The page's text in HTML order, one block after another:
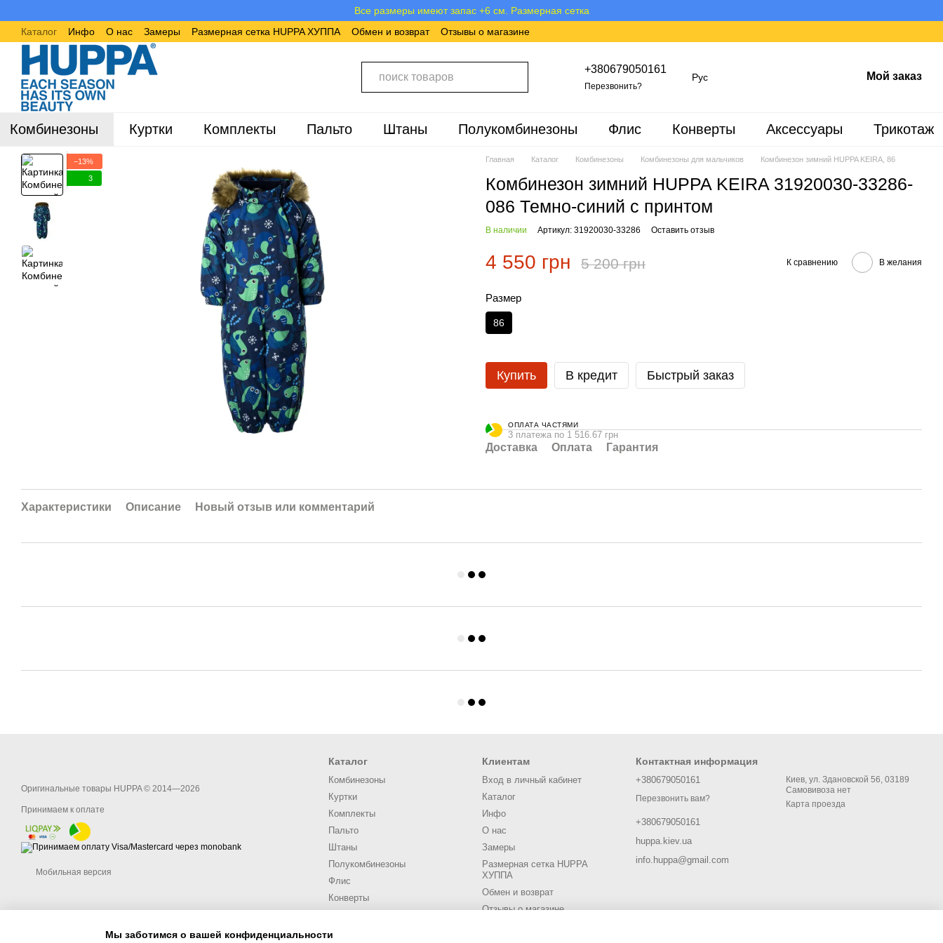
Все размеры имеют запас +6 см. Размерная сетка
Каталог
Инфо О нас Замеры Размерная сетка HUPPA ХУППА Обмен и возврат Отзывы о магазине
+380679050161
Перезвонить?
Рус Мой заказ
Комбинезоны Куртки Комплекты Пальто Штаны Полукомбинезоны Флис Конверты Аксессуары Трикотаж
−13%
3
Главная Каталог Комбинезоны Комбинезоны для мальчиков Комбинезон зимний HUPPA KEIRA, 86
Комбинезон зимний HUPPA KEIRA 31920030-33286-
086 Темно-синий с принтом
В наличии Артикул: 31920030-33286 Оставить отзыв
4 550 грн 5 200 грн К сравнению В желания
Размер
86
Купить В кредит Быстрый заказ
ОПЛАТА ЧАСТЯМИ
3 платежа по 1 516.67 грн
Доставка Оплата Гарантия
Характеристики Описание Новый отзыв или комментарий
Оригинальные товары HUPPA © 2014—2026
Принимаем к оплате
Мобильная версия
Каталог
Комбинезоны
Куртки
Комплекты
Пальто
Штаны
Полукомбинезоны
Флис
Конверты
Трикотаж
Клиентам
Вход в личный кабинет
Каталог
Инфо
О нас
Замеры
Размерная сетка HUPPA
ХУППА
Обмен и возврат
Отзывы о магазине
Контактная информация
+380679050161
Перезвонить вам?
+380679050161
huppa.kiev.ua
info.huppa@gmail.com
Киев, ул. Здановской 56, 03189
Самовивоза нет
Карта проезда
Мы заботимся о вашей конфиденциальности